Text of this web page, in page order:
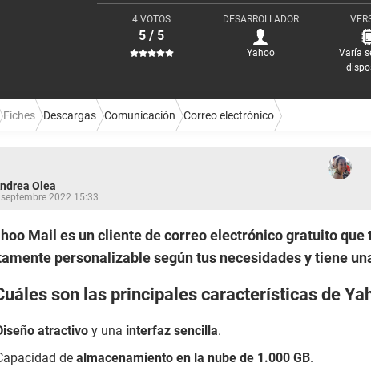
4 VOTOS
5 / 5
DESARROLLADOR
Yahoo
Varía
Fiches Descargas Comunicación Correo electrónico
Olea
2022 15:33
Mail es un cliente de correo electrónico gratuito que
personalizable según tus necesidades y tiene
son las principales características de
atractivo y una interfaz sencilla.
de almacenamiento en la nube de 1.000 GB.